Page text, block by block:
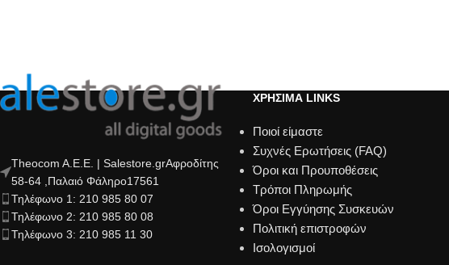
Theocom A.E.E. | Salestore.grΑφροδίτης
58-64 ,Παλαιό Φάληρο17561
Τηλέφωνο 1: 210 985 80 07
Τηλέφωνο 2: 210 985 80 08
Τηλέφωνο 3: 210 985 11 30
ΧΡΗΣΙΜΑ LINKS
Ποιοί είμαστε
Συχνές Ερωτήσεις (FAQ)
Όροι και Προυποθέσεις
Τρόποι Πληρωμής
Όροι Εγγύησης Συσκευών
Πολιτική επιστροφών
Ισολογισμοί